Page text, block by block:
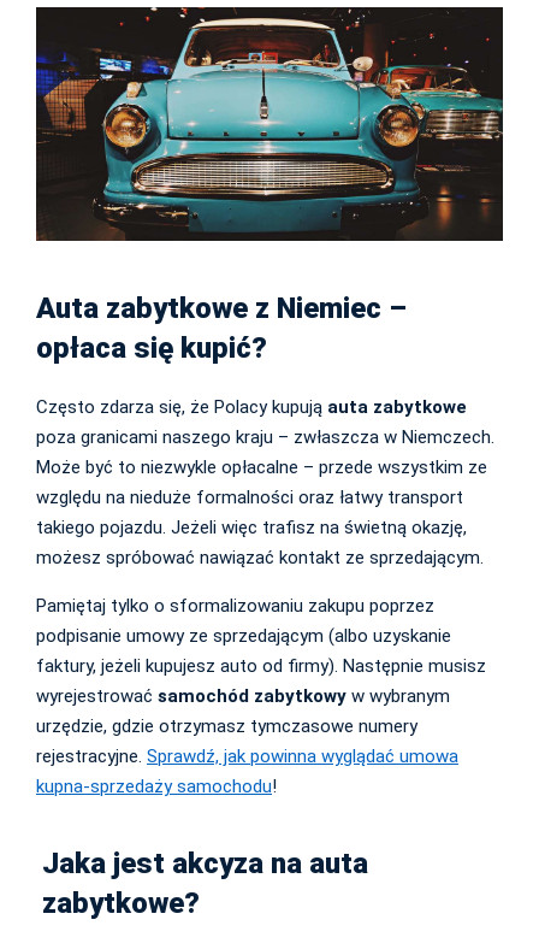
Auta zabytkowe z Niemiec –
opłaca się kupić?
Często zdarza się, że Polacy kupują auta zabytkowe
poza granicami naszego kraju – zwłaszcza w Niemczech.
Może być to niezwykle opłacalne – przede wszystkim ze
względu na nieduże formalności oraz łatwy transport
takiego pojazdu. Jeżeli więc trafisz na świetną okazję,
możesz spróbować nawiązać kontakt ze sprzedającym.
Pamiętaj tylko o sformalizowaniu zakupu poprzez
podpisanie umowy ze sprzedającym (albo uzyskanie
faktury, jeżeli kupujesz auto od firmy). Następnie musisz
wyrejestrować samochód zabytkowy w wybranym
urzędzie, gdzie otrzymasz tymczasowe numery
rejestracyjne. Sprawdź, jak powinna wyglądać umowa
kupna-sprzedaży samochodu!
Jaka jest akcyza na auta
zabytkowe?